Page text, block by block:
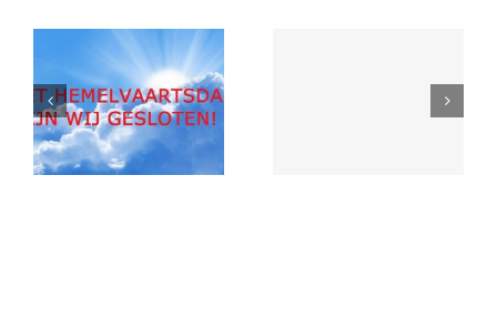
4 en 5 mei 2026
kantoor gesloten
Gesloten wegens